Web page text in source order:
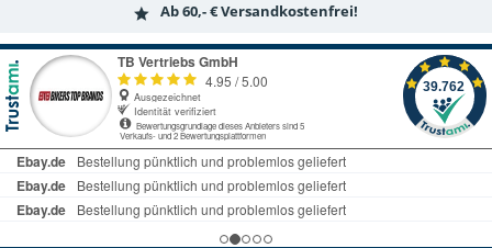
Ab 60,- € Versandkostenfrei!